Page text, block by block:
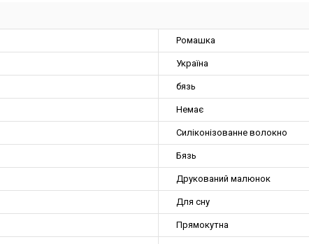
Ромашка
Україна
бязь
Немає
Силіконізованне волокно
Бязь
Друкований малюнок
Для сну
Прямокутна